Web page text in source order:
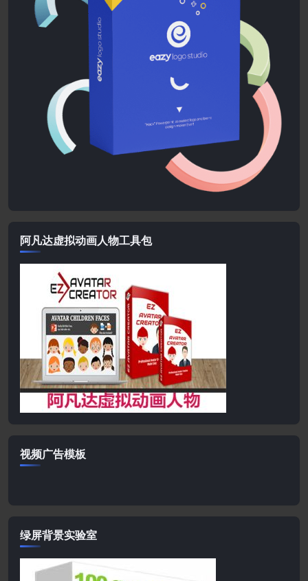
阿凡达虚拟动画人物工具包
视频广告模板
绿屏背景实验室